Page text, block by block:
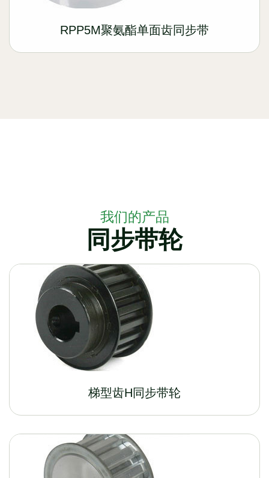
RPP5M聚氨酯单面齿同步带
我们的产品
同步带轮
梯型齿H同步带轮